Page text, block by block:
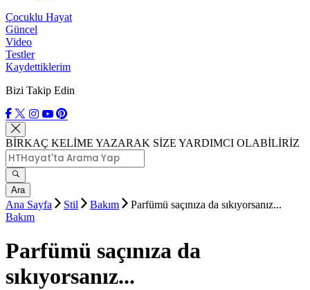
Çocuklu Hayat
Güncel
Video
Testler
Kaydettiklerim
Bizi Takip Edin
BİRKAÇ KELİME YAZARAK SİZE YARDIMCI OLABİLİRİZ
Ara
Ana Sayfa Stil Bakım
Parfümü saçınıza da sıkıyorsanız...
Bakım
Parfümü saçınıza da
sıkıyorsanız...